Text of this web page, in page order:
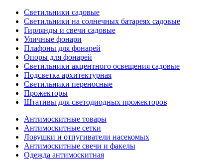
Светильники садовые
Светильники на солнечных батареях садовые
Гирлянды и свечи садовые
Уличные фонари
Плафоны для фонарей
Опоры для фонарей
Светильники акцентного освещения садовые
Подсветка архитектурная
Светильники переносные
Прожекторы
Штативы для светодиодных прожекторов
Антимоскитные товары
Антимоскитные сетки
Ловушки и отпугиватели насекомых
Антимоскитные свечи и факелы
Одежда антимоскитная